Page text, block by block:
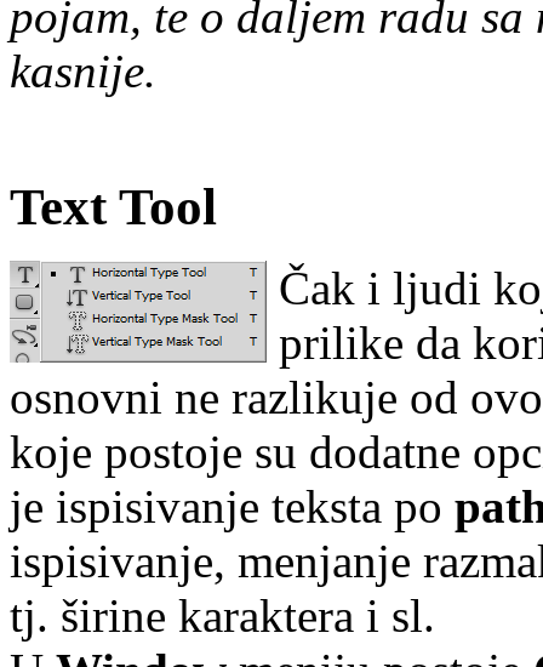
pojam, te o daljem radu
kasnije.
Text Tool
Čak i ljudi
prilike da
osnovni ne razlikuje od
koje postoje su dodatne
je ispisivanje teksta po
ispisivanje, menjanje
tj. širine karaktera i sl.